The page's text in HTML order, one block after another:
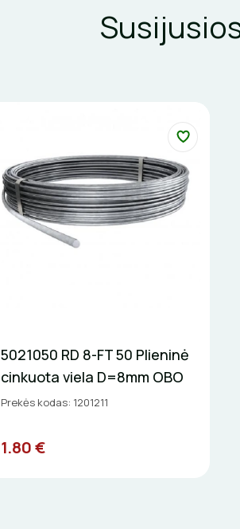
5021050 RD 8-FT 50 Plieninė
cinkuota viela D=8mm OBO
Prekės kodas: 1201211
1.80 €